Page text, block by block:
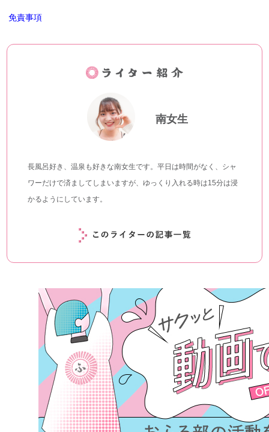
免責事項
南女生
長風呂好き、温泉も好きな南女生です。平日は時間がなく、シャ
ワーだけで済ましてしまいますが、ゆっくり入れる時は15分は浸
かるようにしています。